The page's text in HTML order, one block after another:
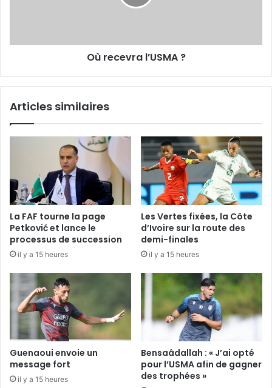
Où recevra l’USMA ?
Articles similaires
La FAF tourne la page
Petković et lance le
processus de succession
il y a 15 heures
Les Vertes fixées, la Côte
d’Ivoire sur la route des
demi-finales
il y a 15 heures
Guenaoui envoie un
message fort
il y a 15 heures
Bensaâdallah : « J’ai opté
pour l’USMA afin de gagner
des trophées »